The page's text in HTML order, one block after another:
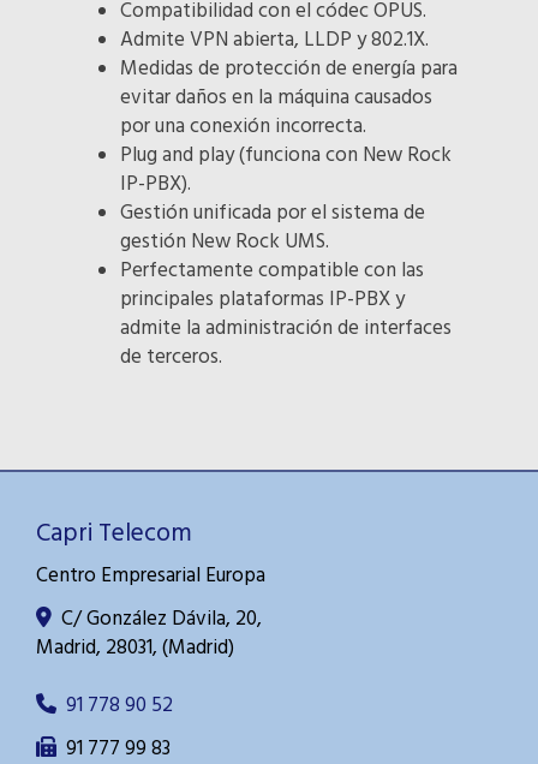
Compatibilidad con el códec OPUS.
Admite VPN abierta, LLDP y 802.1X.
Medidas de protección de energía para
evitar daños en la máquina causados
por una conexión incorrecta.
Plug and play (funciona con New Rock
IP-PBX).
Gestión unificada por el sistema de
gestión New Rock UMS.
Perfectamente compatible con las
principales plataformas IP-PBX y
admite la administración de interfaces
de terceros.
Capri Telecom
Centro Empresarial Europa
C/ González Dávila, 20,
Madrid, 28031, (Madrid)
91 778 90 52
91 777 99 83